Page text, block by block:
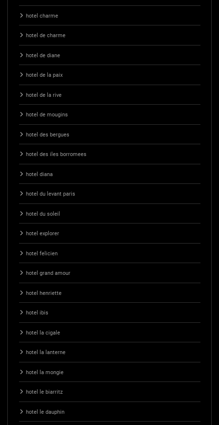
hotel charme
hotel de charme
hotel de diane
hotel de la paix
hotel de la rive
hotel de mougins
hotel des bergues
hotel des iles borromees
hotel diana
hotel du levant paris
hotel du soleil
hotel explorer
hotel felicien
hotel grand amour
hotel henriette
hotel ibis
hotel la cigale
hotel la lanterne
hotel la mongie
hotel le biarritz
hotel le dauphin